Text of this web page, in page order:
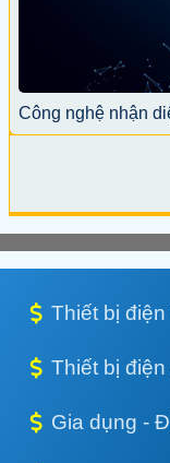
Công nghệ nhận
Thiết bị
Thiết bị
Gia dụng -